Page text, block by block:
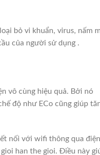
bỏ vi khuẩn, virus, nấm
của người sử dụng .
vô cùng hiệu quả. Bởi nó
độ như ECo cũng giúp
nối với wifi thông qua điện
han the gioi. Điều này